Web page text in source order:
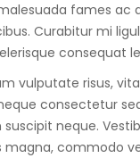
fames ac
Curabitur mi
consequat
vulputate risus,
consectetur
suscipit neque.
magna, commodo